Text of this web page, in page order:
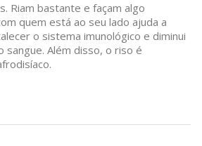
Riam bastante e façam algo
quem está ao seu lado ajuda a
o sistema imunológico e diminui
sangue. Além disso, o riso é